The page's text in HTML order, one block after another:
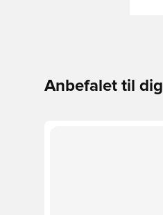
Anbefalet til dig